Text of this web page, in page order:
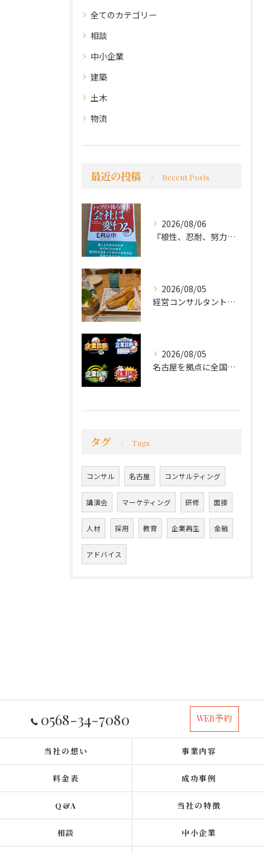
全てのカテゴリー
相談
中小企業
建築
土木
物流
最近の投稿 Recent Posts
2026/08/06
『根性、忍耐、努力という言葉は死語なのか』
2026/08/05
経営コンサルタントのモーちゃん・毛利京申です。
2026/08/05
名古屋を拠点に全国で活動する 経営コンサルタントの 毛利京申...
タグ Tags
コンサル 名古屋 コンサルティング
講演会 マーケティング 研修 面接
人材 採用 教育 企業再生 金融
アドバイス
0568-34-7080 WEB予約
当社の想い 事業内容
料金表 成功事例
Q&A 当社の特徴
相談 中小企業